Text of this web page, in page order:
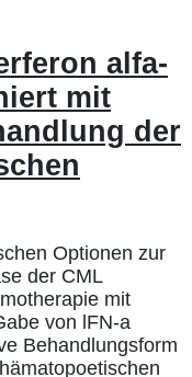
alfa-
mit
der
Optionen zur
der CML
mit
von lFN-a
Behandlungsform